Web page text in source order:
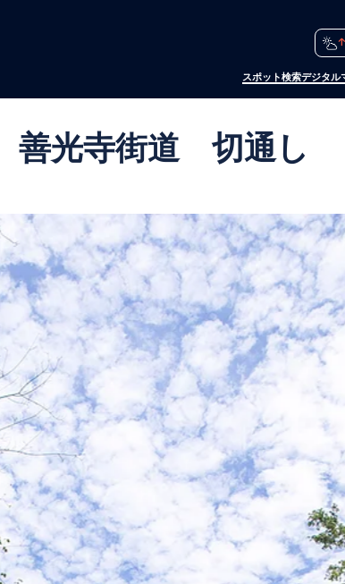
スポット検索デジタル
善光寺街道 切通し